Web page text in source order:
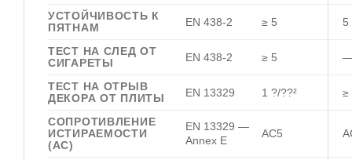
УСТОЙЧИВОСТЬ К
ПЯТНАМ
EN 438-2 ≥ 5 5
ТЕСТ НА СЛЕД ОТ
СИГАРЕТЫ
EN 438-2 ≥ 5
ТЕСТ НА ОТРЫВ
ДЕКОРА ОТ ПЛИТЫ
EN 13329 1 ?/??² ≥
СОПРОТИВЛЕНИЕ
ИСТИРАЕМОСТИ
(AC)
EN 13329 —
Annex E
AC5